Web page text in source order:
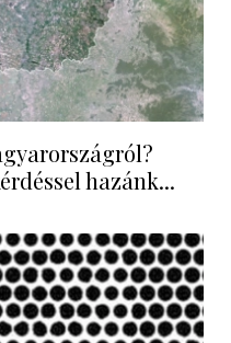
hazánk...